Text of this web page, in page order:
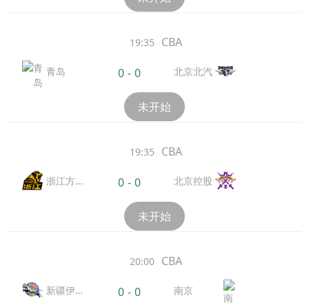
19:35 CBA
青岛 0 - 0 北京北汽
未开始
19:35 CBA
浙江方
0 - 0 北京控股
未开始
20:00 CBA
新疆伊
0 - 0 南京